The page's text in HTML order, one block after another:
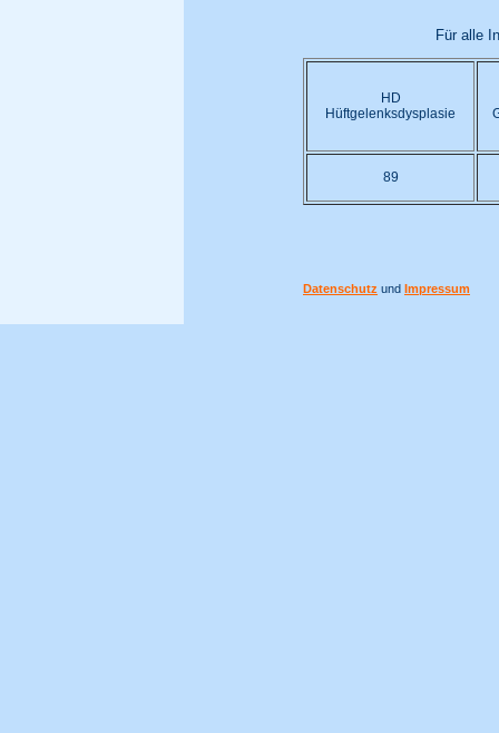
Für alle
HD
Hüftgelenksdysplasie
89
Datenschutz und Impressum